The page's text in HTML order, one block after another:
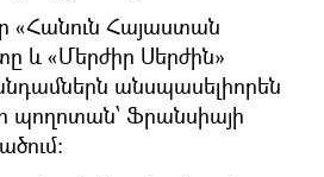
«Հանուն Հայաստան
և «Մերժիր Սերժին»
անսպասելիորեն
պողոտան՝ Ֆրանսիայի